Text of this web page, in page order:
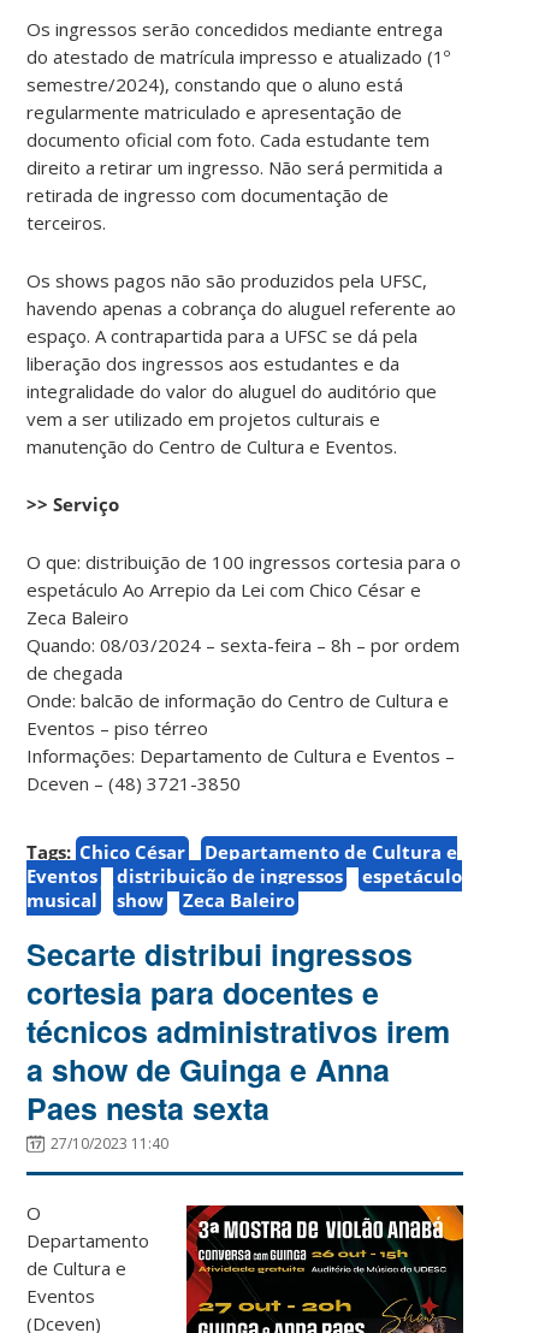
Os ingressos serão concedidos mediante entrega
do atestado de matrícula impresso e atualizado (1º
semestre/2024), constando que o aluno está
regularmente matriculado e apresentação de
documento oficial com foto. Cada estudante tem
direito a retirar um ingresso. Não será permitida a
retirada de ingresso com documentação de
terceiros.
Os shows pagos não são produzidos pela UFSC,
havendo apenas a cobrança do aluguel referente ao
espaço. A contrapartida para a UFSC se dá pela
liberação dos ingressos aos estudantes e da
integralidade do valor do aluguel do auditório que
vem a ser utilizado em projetos culturais e
manutenção do Centro de Cultura e Eventos.
>> Serviço
O que: distribuição de 100 ingressos cortesia para o
espetáculo Ao Arrepio da Lei com Chico César e
Zeca Baleiro
Quando: 08/03/2024 – sexta-feira – 8h – por ordem
de chegada
Onde: balcão de informação do Centro de Cultura e
Eventos – piso térreo
Informações: Departamento de Cultura e Eventos –
Dceven – (48) 3721-3850
Tags: Chico César
Departamento de Cultura e
Eventos
distribuição de ingressos
espetáculo
musical
show Zeca Baleiro
Secarte distribui ingressos
cortesia para docentes e
técnicos administrativos irem
a show de Guinga e Anna
Paes nesta sexta
27/10/2023 11:40
O
Departamento
de Cultura e
Eventos
(Dceven)